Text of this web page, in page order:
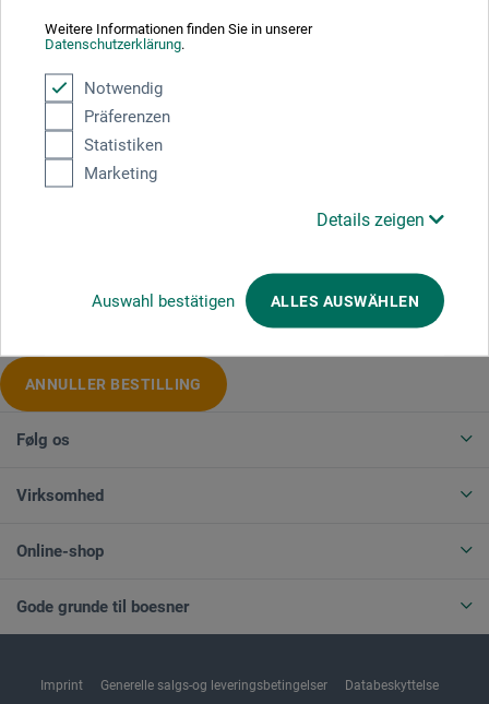
Weitere Informationen finden Sie in unserer
Datenschutzerklärung.
Notwendig
Präferenzen
Statistiken
Marketing
Details zeigen
Auswahl bestätigen ALLES AUSWÄHLEN
Betalingsmetoder
Produktkategorier
ANNULLER BESTILLING
Følg os
Virksomhed
Online-shop
Gode grunde til boesner
Imprint Generelle salgs-og leveringsbetingelser Databeskyttelse